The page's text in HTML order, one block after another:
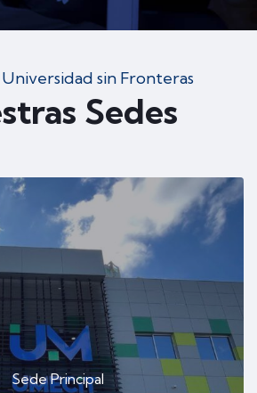
sin Fronteras
Sedes
Sede Principal